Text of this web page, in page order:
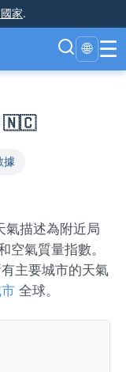
家.
🌐 ☰
🇳🇨
據
氣描述為附近局
空氣質量指數。
主要城市的天氣
全球。